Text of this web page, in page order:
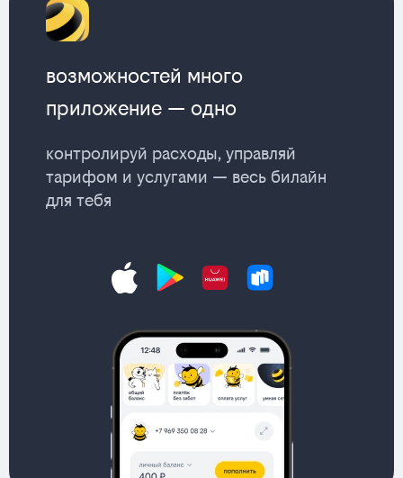
возможностей много
приложение — одно
контролируй расходы, управляй
тарифом и услугами — весь билайн
для тебя